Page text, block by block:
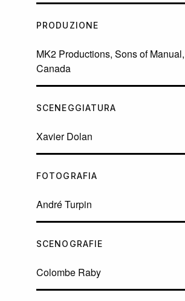
PRODUZIONE
MK2 Productions, Sons of
Canada
SCENEGGIATURA
Xavier Dolan
FOTOGRAFIA
André Turpin
SCENOGRAFIE
Colombe Raby